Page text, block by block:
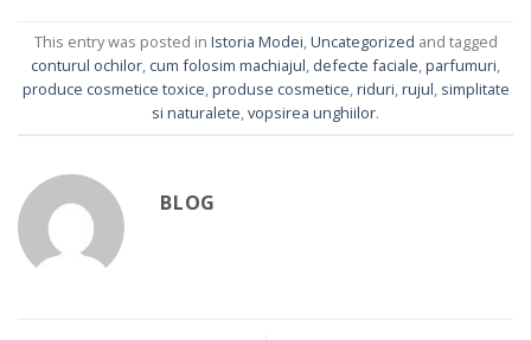
This entry was posted in Istoria Modei,Uncategorized and tagged
conturul ochilor, cum folosim machiajul, defecte faciale,parfumuri,
produce cosmetice toxice,produse cosmetice,riduri,rujul, simplitate
si naturalete,vopsirea unghiilor.
BLOG